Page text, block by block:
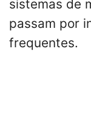
sistemas de
passam por
frequentes.